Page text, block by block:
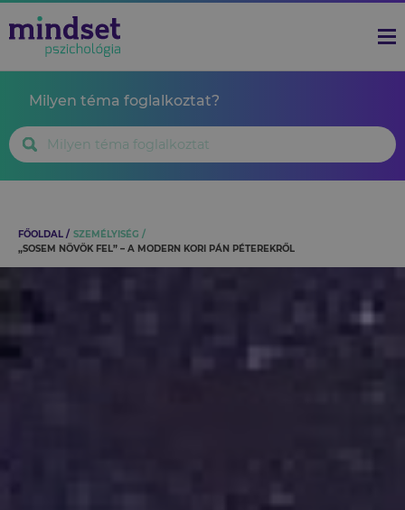
Milyen téma foglalkoztat?
FŐOLDAL
SZEMÉLYISÉG
„SOSEM NÖVÖK FEL” – A MODERN KORI PÁN PÉTEREKRŐL